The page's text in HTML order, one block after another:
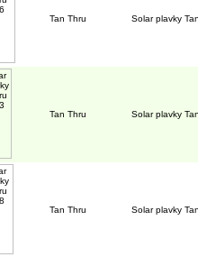
Tan Thru Solar plavky
Tan Thru Solar plavky
Tan Thru Solar plavky